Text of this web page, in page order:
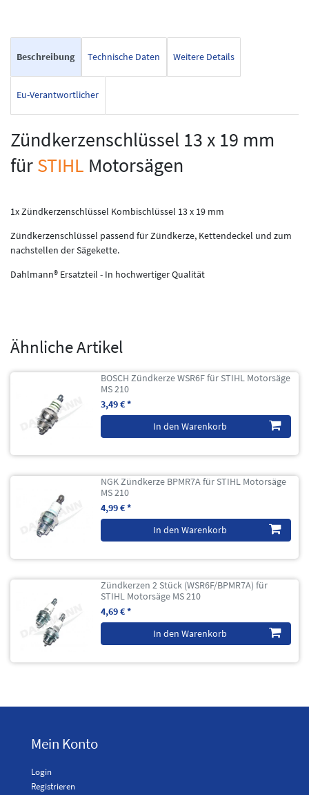
Beschreibung Technische Daten Weitere Details
Eu-Verantwortlicher
Zündkerzenschlüssel 13 x 19 mm
fürSTIHL Motorsägen
1x Zündkerzenschlüssel Kombischlüssel 13 x 19 mm
Zündkerzenschlüssel passend für Zündkerze, Kettendeckel und zum
nachstellen der Sägekette.
Dahlmann® Ersatzteil - In hochwertiger Qualität
Ähnliche Artikel
BOSCH Zündkerze WSR6F für STIHL Motorsäge
MS 210
3,49 € *
In den Warenkorb
NGK Zündkerze BPMR7A für STIHL Motorsäge
MS 210
4,99 € *
In den Warenkorb
Zündkerzen 2 Stück (WSR6F/BPMR7A) für
STIHL Motorsäge MS 210
4,69 € *
In den Warenkorb
Mein Konto
Login
Registrieren